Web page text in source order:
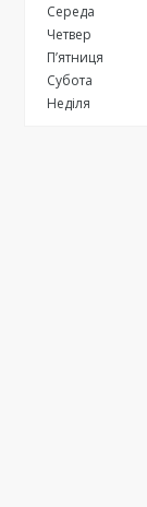
Середа
Четвер
Пʼятниця
Субота
Неділя